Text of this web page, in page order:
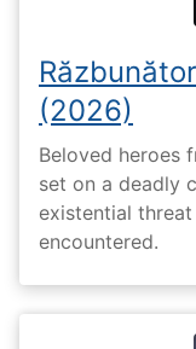
(2026)
Beloved heroes
set on a deadly
existential
encountered.